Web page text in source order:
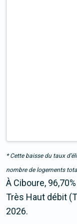
* Cette baisse du taux
nombre de logements
À Ciboure,
Très Haut débit
2026.